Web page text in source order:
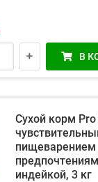
В
Сухой корм
индейкой, 3 кг